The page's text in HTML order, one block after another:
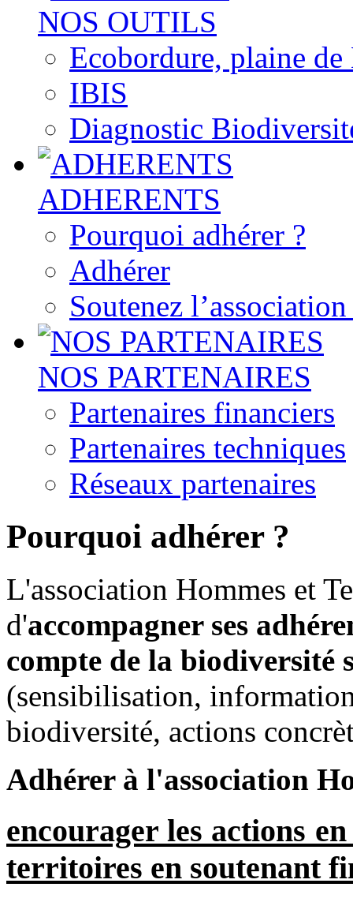
NOS OUTILS
Ecobordure, plaine de
IBIS
Diagnostic
ADHERENTS
Pourquoi adhérer ?
Adhérer
Soutenez
NOS PARTENAIRES
Partenaires financiers
Partenaires techniques
Réseaux partenaires
Pourquoi adhérer ?
L'association Hommes et
d'accompagner ses
compte de la biodiversité
(sensibilisation,
biodiversité, actions
Adhérer à l'association
encourager les actions
territoires en soutenant